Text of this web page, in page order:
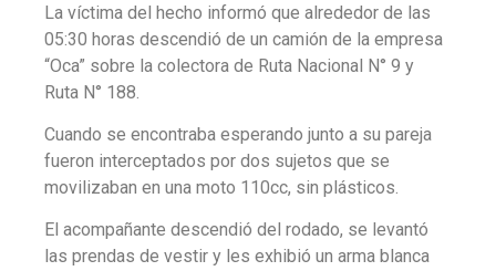
La víctima del hecho informó que alrededor de las
05:30 horas descendió de un camión de la empresa
“Oca” sobre la colectora de Ruta Nacional N° 9 y
Ruta N° 188.
Cuando se encontraba esperando junto a su pareja
fueron interceptados por dos sujetos que se
movilizaban en una moto 110cc, sin plásticos.
El acompañante descendió del rodado, se levantó
las prendas de vestir y les exhibió un arma blanca